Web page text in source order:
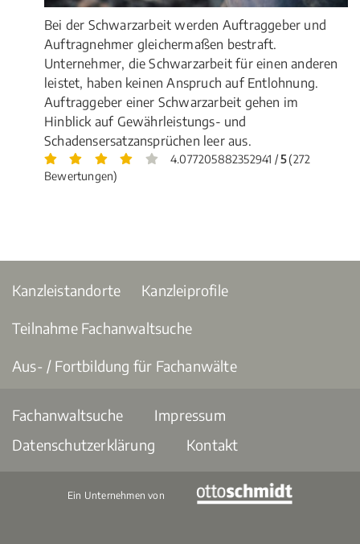
Bei der Schwarzarbeit werden Auftraggeber und
Auftragnehmer gleichermaßen bestraft.
Unternehmer, die Schwarzarbeit für einen anderen
leistet, haben keinen Anspruch auf Entlohnung.
Auftraggeber einer Schwarzarbeit gehen im
Hinblick auf Gewährleistungs- und
Schadensersatzansprüchen leer aus.
4.077205882352941 /5(272
Bewertungen)
Kanzleistandorte Kanzleiprofile
Teilnahme Fachanwaltsuche
Aus- / Fortbildung für Fachanwälte
Fachanwaltsuche
Impressum
Datenschutzerklärung
Kontakt
Ein Unternehmen von